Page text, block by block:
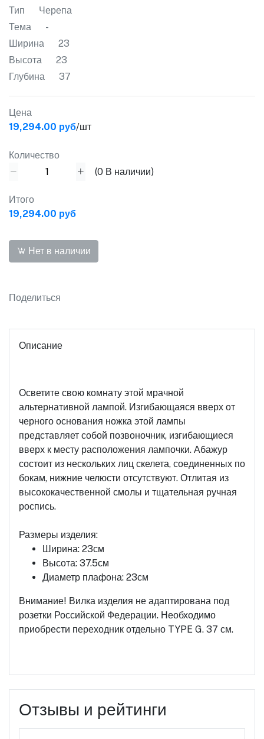
Тип
Черепа
Тема
-
Ширина
23
Высота
23
Глубина
37
Цена
19,294.00 руб/шт
Количество
(0 В наличии)
Итого
19,294.00 руб
Нет в наличии
Поделиться
Описание
Осветите свою комнату этой мрачной
альтернативной лампой. Изгибающаяся вверх от
черного основания ножка этой лампы
представляет собой позвоночник, изгибающиеся
вверх к месту расположения лампочки. Абажур
состоит из нескольких лиц скелета, соединенных по
бокам, нижние челюсти отсутствуют. Отлитая из
высококачественной смолы и тщательная ручная
роспись.
Размеры изделия:
Ширина: 23см
Высота: 37.5см
Диаметр плафона: 23см
Внимание! Вилка изделия не адаптирована под
розетки Российской Федерации. Необходимо
приобрести переходник отдельно TYPE G. 37 см.
Отзывы и рейтинги